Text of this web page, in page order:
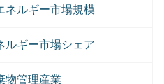
ネルギー市場規模
ルギー市場シェア
物管理産業